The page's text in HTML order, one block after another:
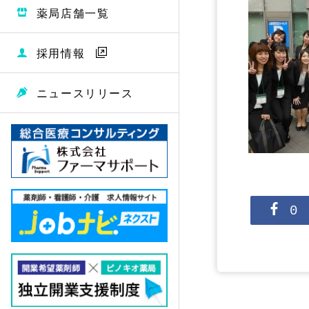
薬局店舗一覧
採用情報
ニュースリリース
0